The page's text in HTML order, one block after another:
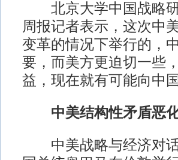
北京大学中国战略研
周报记者表示，这次中
变革的情况下举行的，
要，而美方更迫切一些
益，现在就有可能向中国
中美结构性矛盾恶
中美战略与经济对话